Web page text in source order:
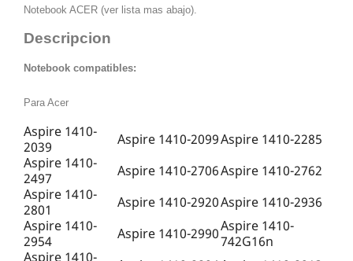
Notebook ACER (ver lista mas abajo).
Descripcion
Notebook compatibles:
Para Acer
Aspire 1410-
2039
Aspire 1410-2099Aspire 1410-2285
Aspire 1410-
2497
Aspire 1410-2706Aspire 1410-2762
Aspire 1410-
2801
Aspire 1410-2920Aspire 1410-2936
Aspire 1410-
2954
Aspire 1410-2990Aspire 1410-
742G16n
Aspire 1410-